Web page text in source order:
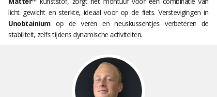
licht gewicht en sterkte, ideaal voor op de fiets. Verstevigingen in
Unobtainium op de veren en neuskussentjes verbeteren de
stabiliteit, zelfs tijdens dynamische activiteiten.